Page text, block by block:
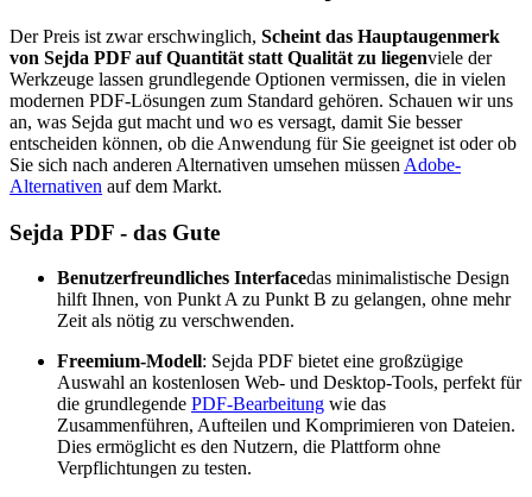
Der Preis ist zwar erschwinglich, Scheint das Hauptaugenmerk
von Sejda PDF auf Quantität statt Qualität zu liegenviele der
Werkzeuge lassen grundlegende Optionen vermissen, die in vielen
modernen PDF-Lösungen zum Standard gehören. Schauen wir uns
an, was Sejda gut macht und wo es versagt, damit Sie besser
entscheiden können, ob die Anwendung für Sie geeignet ist oder ob
Sie sich nach anderen Alternativen umsehen müssen Adobe-
Alternativen auf dem Markt.
Sejda PDF - das Gute
Benutzerfreundliches Interfacedas minimalistische Design
hilft Ihnen, von Punkt A zu Punkt B zu gelangen, ohne mehr
Zeit als nötig zu verschwenden.
Freemium-Modell: Sejda PDF bietet eine großzügige
Auswahl an kostenlosen Web- und Desktop-Tools, perfekt für
die grundlegende PDF-Bearbeitung wie das
Zusammenführen, Aufteilen und Komprimieren von Dateien.
Dies ermöglicht es den Nutzern, die Plattform ohne
Verpflichtungen zu testen.